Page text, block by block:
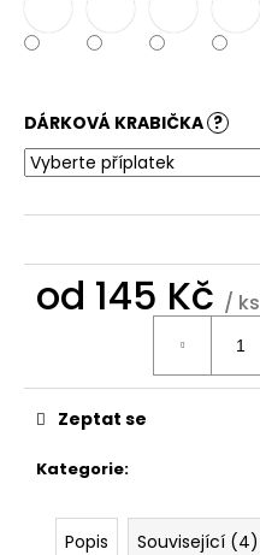
DÁRKOVÁ KRABIČKA ?
od 145 Kč / ks
Kategorie:
Zeptat se
Popis Související (4)